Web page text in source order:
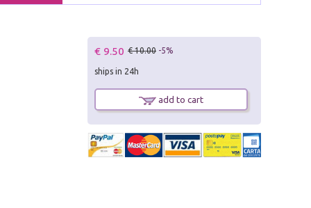
€ 9.50 € 10.00 -5%
ships in 24h
add to cart
x
Interessato ai nostri libri?
Sarai informato delle nostre novità, potrai
comunque cancellarti quando desideri.
modulo di iscrizione